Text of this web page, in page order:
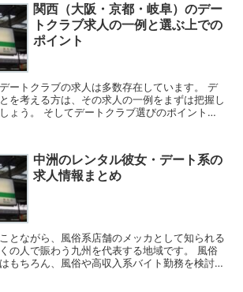
関西（大阪・京都・岐阜）のデー
トクラブ求人の一例と選ぶ上での
ポイント
ートクラブの求人は多数存在しています。 デ
を考える方は、その求人の一例をまずは把握し
ょう。 そしてデートクラブ選びのポイントも
中洲のレンタル彼女・デート系の
求人情報まとめ
とながら、風俗系店舗のメッカとして知られる
の人で賑わう九州を代表する地域です。 風俗
もちろん、風俗や高収入系バイト勤務を検討す